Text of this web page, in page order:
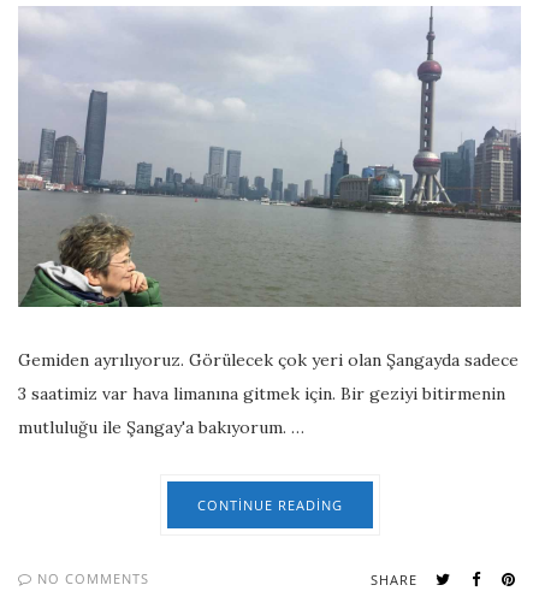
Gemiden ayrılıyoruz. Görülecek çok yeri olan Şangayda sadece
3 saatimiz var hava limanına gitmek için. Bir geziyi bitirmenin
mutluluğu ile Şangay'a bakıyorum. …
CONTINUE READING
NO COMMENTS SHARE